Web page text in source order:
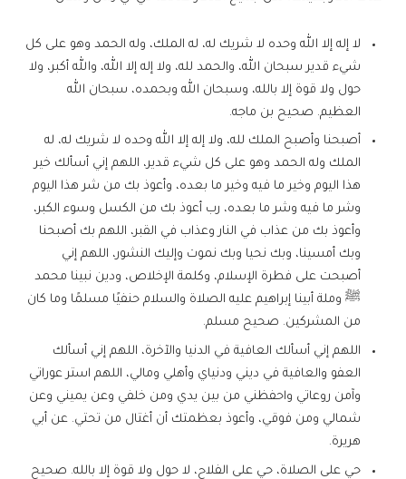
لا إله إلا الله وحده لا شريك له، له الملك، وله الحمد وهو على كل
شيء قدير سبحان الله، والحمد لله، ولا إله إلا الله، والله أكبر، ولا
حول ولا قوة إلا بالله، وسبحان الله وبحمده، سبحان الله
العظيم. صحيح بن ماجه.
أصبحنا وأصبح الملك لله، ولا إله إلا الله وحده لا شريك له، له
الملك وله الحمد وهو على كل شيء قدير، اللهم إني أسألك خير
هذا اليوم وخير ما فيه وخير ما بعده، وأعوذ بك من شر هذا اليوم
وشر ما فيه وشر ما بعده، رب أعوذ بك من الكسل وسوء الكبر،
وأعوذ بك من عذاب في النار وعذاب في القبر، اللهم بك أصبحنا
وبك أمسينا، وبك نحيا وبك نموت وإليك النشور، اللهم إني
أصبحت على فطرة الإسلام، وكلمة الإخلاص، ودين نبينا محمد
ﷺ وملة أبينا إبراهيم عليه الصلاة والسلام حنفيًا مسلمًا وما كان
من المشركين. صحيح مسلم.
اللهم إني أسألك العافية في الدنيا والآخرة، اللهم إني أسألك
العفو والعافية في ديني ودنياي وأهلي ومالي، اللهم استر عوراتي
وآمن روعاتي واحفظني من بين يدي ومن خلفي وعن يميني وعن
شمالي ومن فوقي، وأعوذ بعظمتك أن أغتال من تحتي. عن أبي
هريرة.
حي على الصلاة، حي على الفلاح، لا حول ولا قوة إلا بالله. صحيح